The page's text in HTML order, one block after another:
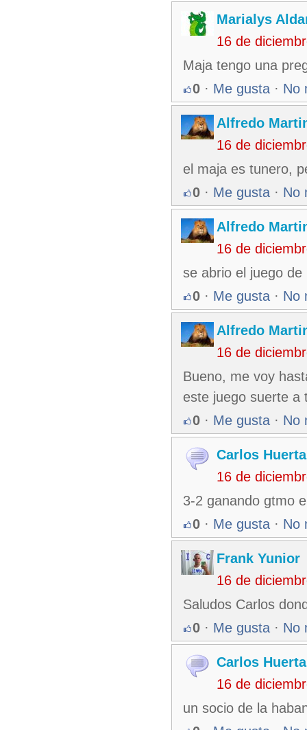
Marialys
16 de
Maja tengo una
0 · Me gusta · No
Alfredo
16 de
el maja es tunero,
0 · Me gusta · No
Alfredo
16 de
se abrio el juego
0 · Me gusta · No
Alfredo
16 de
Bueno, me voy
este juego suerte a
0 · Me gusta · No
Carlos Huerta
16 de
3-2 ganando gtmo
0 · Me gusta · No
Frank Yunior
16 de
Saludos Carlos
0 · Me gusta · No
Carlos Huerta
16 de
un socio de la